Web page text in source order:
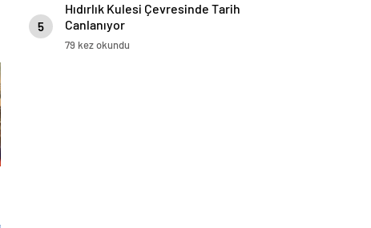
5
Hıdırlık Kulesi Çevresinde Tarih
Canlanıyor
79 kez okundu